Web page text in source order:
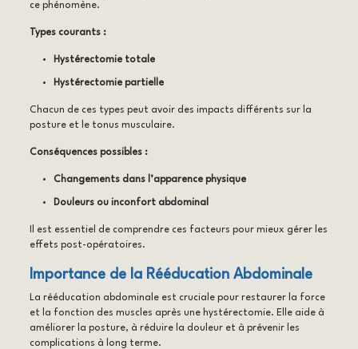
ce phénomène.
Types courants :
Hystérectomie totale
Hystérectomie partielle
Chacun de ces types peut avoir des impacts différents sur la
posture et le tonus musculaire.
Conséquences possibles :
Changements dans l’apparence physique
Douleurs ou inconfort abdominal
Il est essentiel de comprendre ces facteurs pour mieux gérer les
effets post-opératoires.
Importance de la Rééducation Abdominale
La rééducation abdominale est cruciale pour restaurer la force
et la fonction des muscles après une hystérectomie. Elle aide à
améliorer la posture, à réduire la douleur et à prévenir les
complications à long terme.